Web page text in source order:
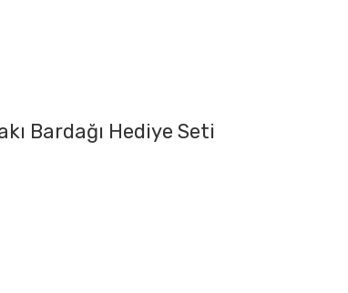
Bardağı Hediye Seti